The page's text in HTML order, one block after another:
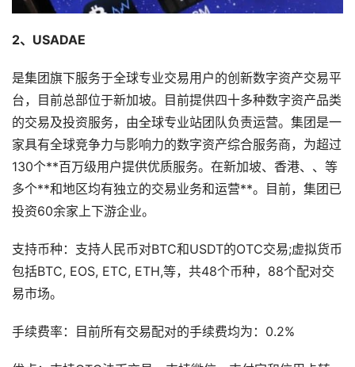
2、USADAE
是集团旗下服务于全球专业交易用户的创新数字资产交易平
台，目前总部位于新加坡。目前提供四十多种数字资产品类
的交易及投资服务，由全球专业站团队负责运营。集团是一
家具有全球竞争力与影响力的数字资产综合服务商，为超过
130个**百万级用户提供优质服务。在新加坡、香港、、等
多个**和地区均有独立的交易业务和运营**。目前，集团已
投资60余家上下游企业。
支持币种：支持人民币对BTC和USDT的OTC交易;虚拟货币
包括BTC, EOS, ETC, ETH,等，共48个币种，88个配对交
易市场。
手续费率：目前所有交易配对的手续费均为：0.2%